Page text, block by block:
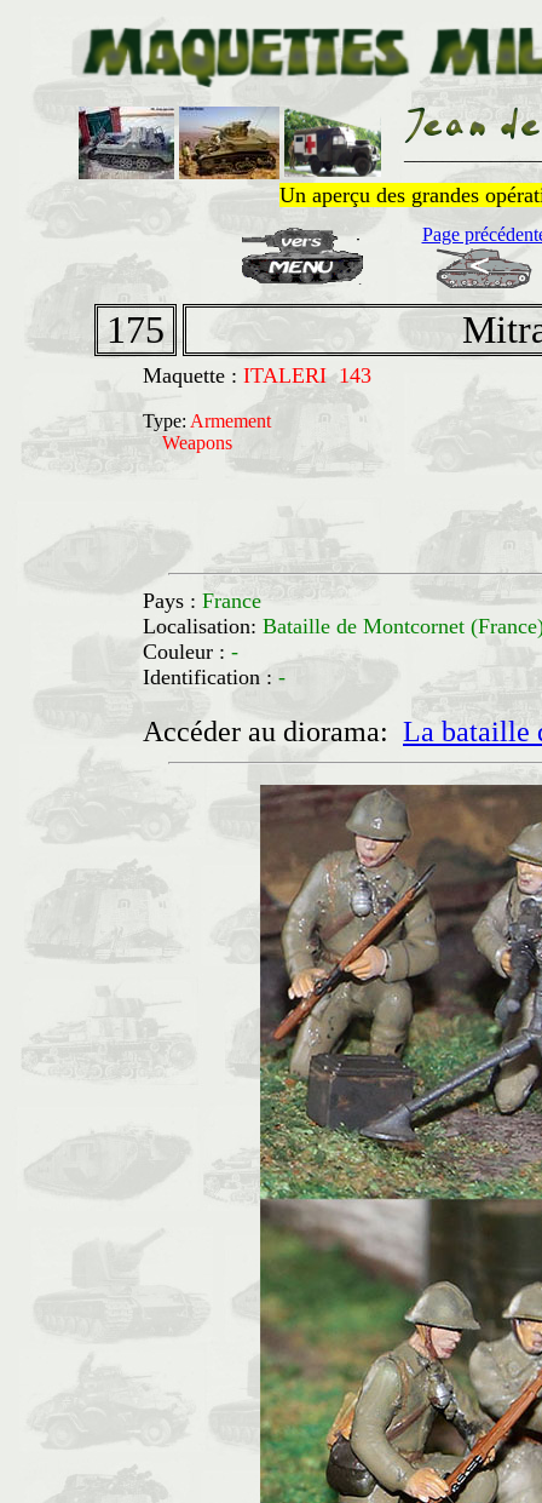
Un aperçu des grandes
Page
175
Maquette : ITALERI 143
Type: Armement
Weapons
Pays : France
Localisation: Bataille de Montcornet
Couleur : -
Identification : -
Accéder au diorama: La bataille